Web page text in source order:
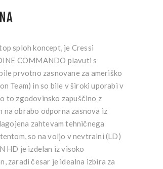
sploh koncept, je Cressi
COMMANDO plavuti s
prvotno zasnovane za ameriško
Team) in so bile v široki uporabi v
to zgodovinsko zapuščino z
na obrabo odporna zasnova iz
zahtevam tehničnega
so na voljo v nevtralni (LD)
HD je izdelan iz visoko
zaradi česar je idealna izbira za